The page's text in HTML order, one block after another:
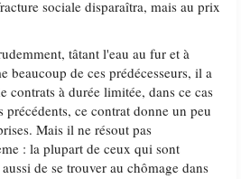
sociale disparaîtra, mais au prix
tâtant l'eau au fur et à
beaucoup de ces prédécesseurs, il a
contrats à durée limitée, dans ce cas
ce contrat donne un peu
Mais il ne résout pas
: la plupart de ceux qui sont
de se trouver au chômage dans